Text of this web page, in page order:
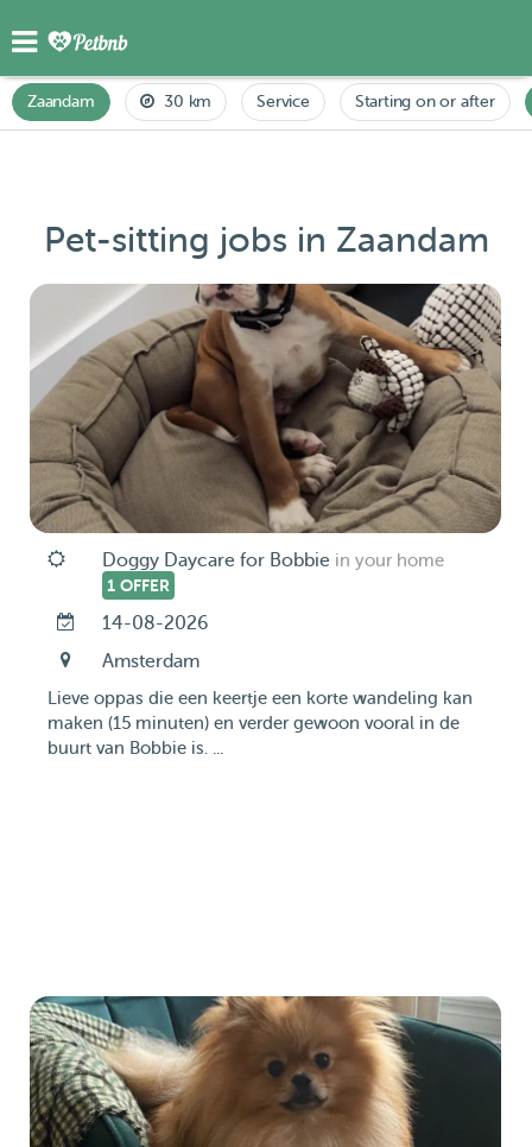
Zaandam 30 km Service Starting on or after
Pet-sitting jobs in Zaandam
Doggy Daycare for Bobbie in your home
1 OFFER
14-08-2026
Amsterdam
Lieve oppas die een keertje een korte wandeling kan
maken (15 minuten) en verder gewoon vooral in de
buurt van Bobbie is. ...